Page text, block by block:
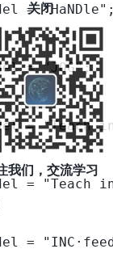
=
= "JOG";
= "Teach
= "Teach
=
关闭
我们，交流学习